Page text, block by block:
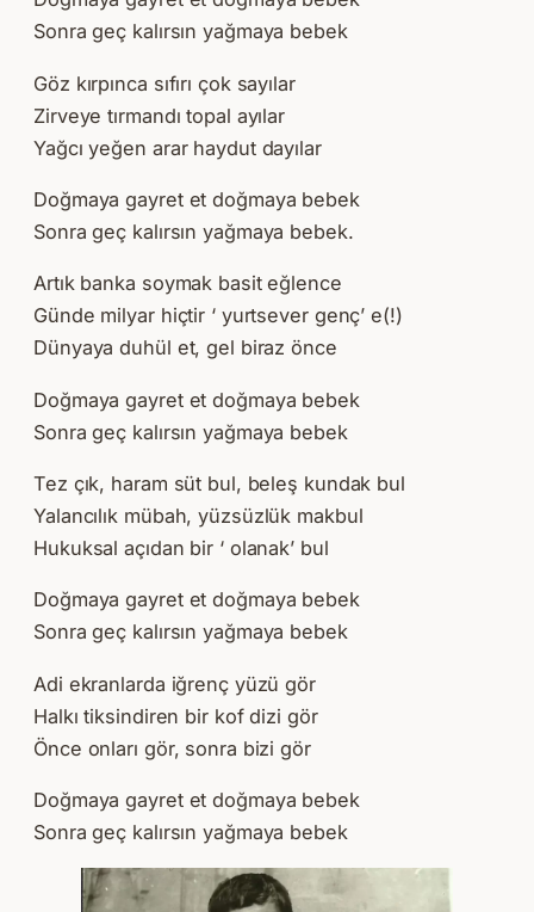
Sonra geç kalırsın yağmaya bebek
Göz kırpınca sıfırı çok sayılar
Zirveye tırmandı topal ayılar
Yağcı yeğen arar haydut dayılar
Doğmaya gayret et doğmaya bebek
Sonra geç kalırsın yağmaya bebek.
Artık banka soymak basit eğlence
Günde milyar hiçtir ‘ yurtsever genç’ e(!)
Dünyaya duhül et, gel biraz önce
Doğmaya gayret et doğmaya bebek
Sonra geç kalırsın yağmaya bebek
Tez çık, haram süt bul, beleş kundak bul
Yalancılık mübah, yüzsüzlük makbul
Hukuksal açıdan bir ‘ olanak’ bul
Doğmaya gayret et doğmaya bebek
Sonra geç kalırsın yağmaya bebek
Adi ekranlarda iğrenç yüzü gör
Halkı tiksindiren bir kof dizi gör
Önce onları gör, sonra bizi gör
Doğmaya gayret et doğmaya bebek
Sonra geç kalırsın yağmaya bebek